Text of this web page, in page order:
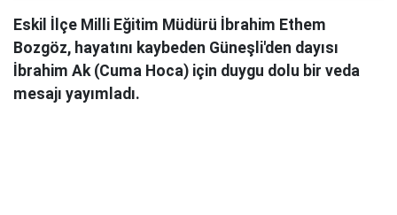
Eskil İlçe Milli Eğitim Müdürü İbrahim Ethem
Bozgöz, hayatını kaybeden Güneşli'den dayısı
İbrahim Ak (Cuma Hoca) için duygu dolu bir veda
mesajı yayımladı.